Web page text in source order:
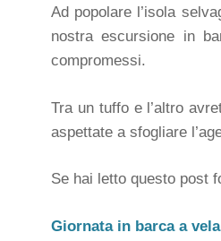
Ad popolare l’isola
nostra escursione in
compromessi.
Tra un tuffo e l’altro
aspettate a sfogliare
Se hai letto questo post
Giornata in barca a